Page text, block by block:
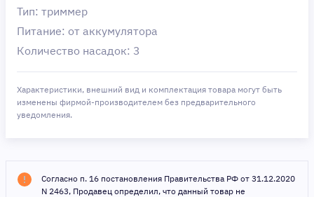
Тип: триммер
Питание: от аккумулятора
Количество насадок: 3
Характеристики, внешний вид и комплектация товара могут быть
изменены фирмой-производителем без предварительного
уведомления.
Согласно п. 16 постановления Правительства РФ от 31.12.2020
N 2463, Продавец определил, что данный товар не